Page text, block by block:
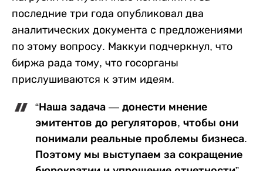
последние три года опубликовал два
аналитических документа с предложениями
по этому вопросу. Маккуи подчеркнул, что
биржа рада тому, что госорганы
прислушиваются к этим идеям.
“Наша задача — донести мнение
эмитентов до регуляторов, чтобы они
понимали реальные проблемы бизнеса.
Поэтому мы выступаем за сокращение